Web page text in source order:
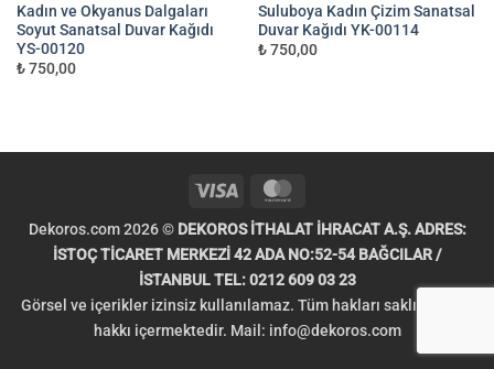
Kadın ve Okyanus Dalgaları
Soyut Sanatsal Duvar Kağıdı
YS-00120
₺ 750,00
Suluboya Kadın Çizim Sanatsal
Duvar Kağıdı YK-00114
₺ 750,00
Visa
Dekoros.com 2026 © DEKOROS İTHALAT İHRACAT A.Ş. ADRES:
İSTOÇ TİCARET MERKEZİ 42 ADA NO:52-54 BAĞCILAR /
İSTANBUL TEL: 0212 609 03 23
Görsel ve içerikler izinsiz kullanılamaz. Tüm hakları saklıdır. Telif
hakkı içermektedir. Mail: info@dekoros.com